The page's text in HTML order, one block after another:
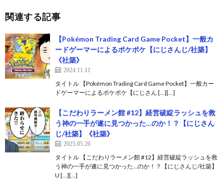
関連する記事
【Pokémon Trading Card Game Pocket】一般カ
ードゲーマーによるポケポケ【にじさんじ/社築】
《社築》
2024.11.11
タイトル 【Pokémon Trading Card Game Pocket】一般カー
ドゲーマーによるポケポケ【にじさん […][…]
【こだわりラーメン館 #12】経営破綻ラッシュを救
う神の一手が遂に見つかった…のか！？【にじさん
じ/社築】《社築》
2025.05.26
タイトル 【こだわりラーメン館 #12】経営破綻ラッシュを救
う神の一手が遂に見つかった…のか！？【にじさんじ/社築】
U […][…]